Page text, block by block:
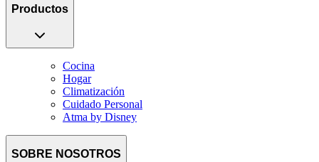
Productos
Cocina
Hogar
Climatización
Cuidado Personal
Atma by Disney
SOBRE NOSOTROS